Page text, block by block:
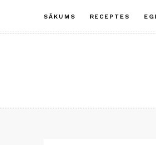
content
SĀKUMS RECEPTES